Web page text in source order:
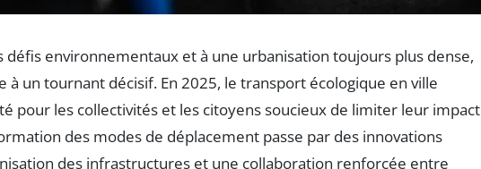
défis environnementaux et à une urbanisation toujours plus dense,
à un tournant décisif. En 2025, le transport écologique en ville
pour les collectivités et les citoyens soucieux de limiter leur impact
des modes de déplacement passe par des innovations
des infrastructures et une collaboration renforcée entre